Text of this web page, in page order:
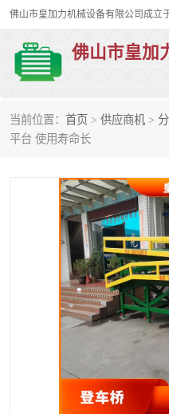
佛山市皇加
当前位置： 首页 > 供应商机 >
平台 使用寿命长
移动式登车桥
步行式电动堆高车
叉车装卸货平台
移动式升降平台
集装箱装柜平台